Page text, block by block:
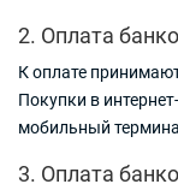
2. Оплата
К оплате
Покупки в
мобильный
3. Оплата